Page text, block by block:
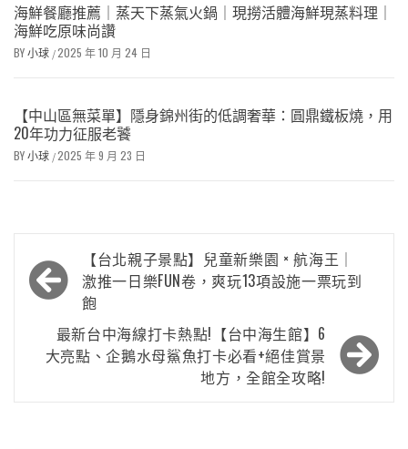
海鮮餐廳推薦｜蒸天下蒸氣火鍋｜現撈活體海鮮現蒸料理｜
海鮮吃原味尚讚
BY小球 /2025 年 10 月 24 日
【中山區無菜單】隱身錦州街的低調奢華：圓鼎鐵板燒，用
20年功力征服老饕
BY小球 /2025 年 9 月 23 日
文
章
覽
【台北親子景點】兒童新樂園 × 航海王｜
激推一日樂FUN卷，爽玩13項設施一票玩到
飽
最新台中海線打卡熱點!【台中海生館】6
大亮點、企鵝水母鯊魚打卡必看+絕佳賞景
地方，全館全攻略!